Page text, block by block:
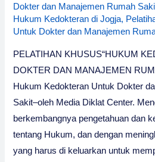
Dokter dan Manajemen Rumah
Hukum Kedokteran di Jogja,
Untuk Dokter dan Manajemen
PELATIHAN KHUSUS“HUKUM
DOKTER DAN MANAJEMEN
Hukum Kedokteran Untuk Dokter
Sakit–oleh Media Diklat Center.
berkembangnya pengetahuan dan
tentang Hukum, dan dengan
yang harus di keluarkan untuk